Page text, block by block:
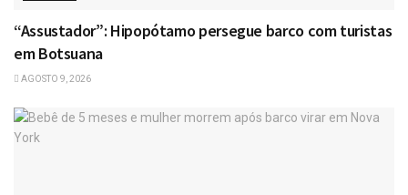
“Assustador”: Hipopótamo persegue barco com turistas
em Botsuana
AGOSTO 9, 2026